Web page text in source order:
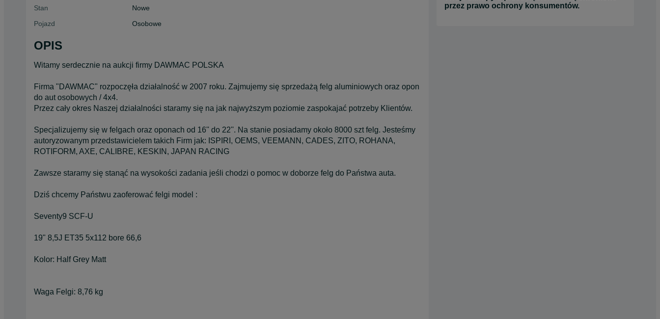
Stan
Nowe
Pojazd
Osobowe
OPIS
Witamy serdecznie na aukcji firmy DAWMAC POLSKA
Firma "DAWMAC" rozpoczęła działalność w 2007 roku. Zajmujemy się sprzedażą felg aluminiowych oraz opon
do aut osobowych / 4x4.
Przez cały okres Naszej działalności staramy się na jak najwyższym poziomie zaspokajać potrzeby Klientów.
Specjalizujemy się w felgach oraz oponach od 16'' do 22''. Na stanie posiadamy około 8000 szt felg. Jesteśmy
autoryzowanym przedstawicielem takich Firm jak: ISPIRI, OEMS, VEEMANN, CADES, ZITO, ROHANA,
ROTIFORM, AXE, CALIBRE, KESKIN, JAPAN RACING
Zawsze staramy się stanąć na wysokości zadania jeśli chodzi o pomoc w doborze felg do Państwa auta.
Dziś chcemy Państwu zaoferować felgi model :
Seventy9 SCF-U
19" 8,5J ET35 5x112 bore 66,6
Kolor: Half Grey Matt
Waga Felgi: 8,76 kg
przez prawo ochrony konsumentów.